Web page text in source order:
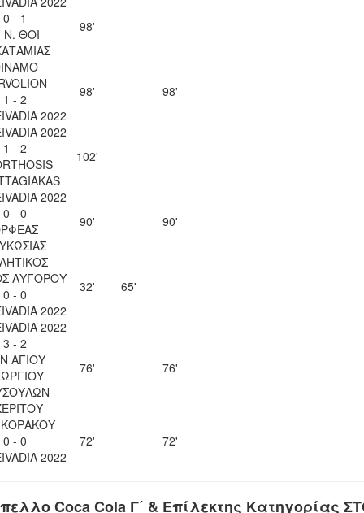
0 - 1
Ν. ΘΟΙ
98'
1 - 2
2022
98' 98'
2022
1 - 2
102'
2022
0 - 0
90' 90'
ΑΥΓΟΡΟΥ
0 - 0
2022
32' 65'
2022
3 - 2
ΑΓΙΟΥ
76' 76'
0 - 0
2022
72' 72'
Coca Cola Γ΄ & Επίλεκτης Κατηγορίας